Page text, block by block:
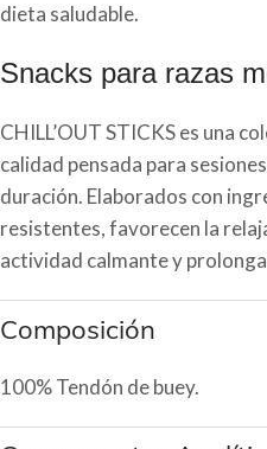
dieta saludable.
Snacks para razas
CHILL’OUT STICKS es una
calidad pensada para
duración. Elaborados con
resistentes, favorecen la
actividad calmante y
Composición
100% Tendón de buey.